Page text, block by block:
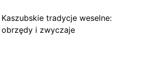
Kaszubskie tradycje weselne:
obrzędy i zwyczaje